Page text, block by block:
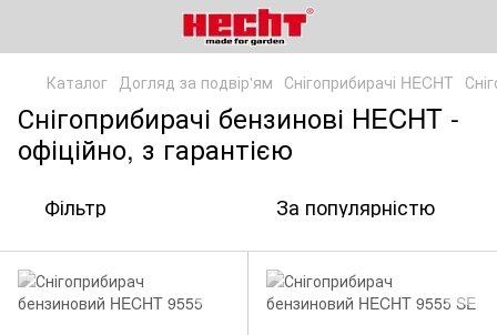
Каталог Догляд за подвір'ям Снігоприбирачі HECHT
Снігоприбирачі бензинові HECHT -
офіційно, з гарантією
Фільтр За популярністю